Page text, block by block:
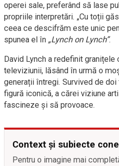
operei sale, preferând să lase
propriile interpretări. „Cu toții
ceea ce descifrăm este unic
spunea el în „Lynch on Lynch”.
David Lynch a redefinit
televiziunii, lăsând în urmă o
generații întregi. Survived de
figură iconică, a cărei viziune
fascineze și să provoace.
Context și subiecte
Pentru o imagine mai